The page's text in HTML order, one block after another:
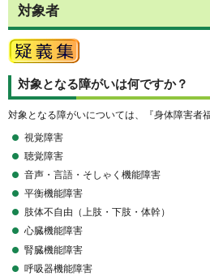
対象者
対象となる障がいは何ですか？
対象となる障がいについては、『身体障害者
視覚障害
聴覚障害
音声・言語・そしゃく機能障害
平衡機能障害
肢体不自由（上肢・下肢・体幹）
心臓機能障害
腎臓機能障害
呼吸器機能障害